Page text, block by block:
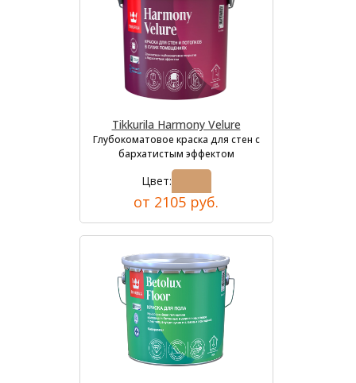
Tikkurila Harmony Velure
Глубокоматовое краска для стен с
бархатистым эффектом
Цвет:
от 2105 руб.